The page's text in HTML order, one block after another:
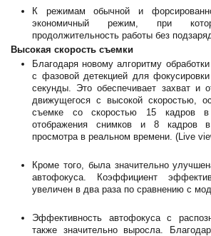
К режимам обычной и
экономичный режим, при
продолжительность работы без
Высокая скорость съемки
Благодаря новому алгоритму
с фазовой детекцией для
секунды. Это обеспечивает захват и
движущегося с высокой скоростью,
съемке со скоростью 15 кадров
отображения снимков и 8 кадров
просмотра в реальном времени. (Live
Кроме того, была значительно
автофокуса. Коэффициент
увеличен в два раза по сравнению с
Эффективность автофокуса с
также значительно выросла.